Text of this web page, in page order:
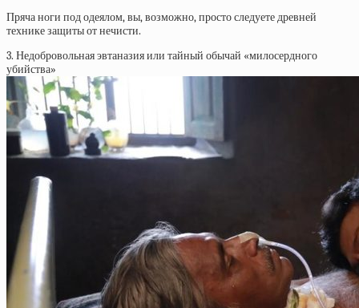
Пряча ноги под одеялом, вы, возможно, просто следуете древней
технике защиты от нечисти.
3. Недобровольная эвтаназия или тайный обычай «милосердного
убийства»